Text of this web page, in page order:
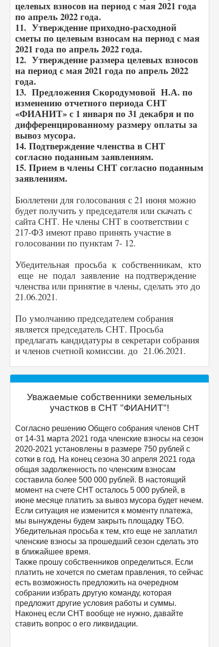
целевых взносов на период с мая 2021 года
по апрель 2022 года.
11. Утверждение приходно-расходной
сметы по целевым взносам на период с мая
2021 года по апрель 2022 года.
12. Утверждение размера целевых взносов
на период с мая 2021 года по апрель 2022
года.
13. Предложения Скородумовой Н.А. по
изменению отчетного периода СНТ
«ФИАНИТ» с 1 января по 31 декабря и по
дифференцированному размеру оплаты за
вывоз мусора.
14. Подтверждение членства в СНТ
согласно поданным заявлениям.
15. Прием в члены СНТ согласно поданным
заявлениям.
Бюллетени для голосования с 21 июня можно
будет получить у председателя или скачать с
сайта СНТ. Не члены СНТ в соответствии с
217-ФЗ имеют право принять участие в
голосовании по пунктам 7- 12.
Убедительная просьба к собственникам, кто
еще не подал заявление на подтверждение
членства или принятие в члены, сделать это до
21.06.2021.
По умолчанию председателем собрания
является председатель СНТ. Просьба
предлагать кандидатуры в секретари собрания
и членов счетной комиссии. до 21.06.2021.
Уважаемые собственники земельных
участков в СНТ "ФИАНИТ"!
Согласно решению Общего собрания членов СНТ
от 14-31 марта 2021 года членские взносы на сезон
2020-2021 установлены в размере 750 рублей с
сотки в год. На конец сезона 30 апреля 2021 года
общая задолженность по членским взносам
составила более 500 000 рублей. В настоящий
момент на счете СНТ осталось 5 000 рублей, в
июне месяце платить за вывоз мусора будет нечем.
Если ситуация не изменится к моменту платежа,
мы вынуждены будем закрыть площадку ТБО.
Убедительная просьба к тем, кто еще не заплатил
членские взносы за прошедший сезон сделать это
в ближайшее время.
Также прошу собственников определиться. Если
платить не хочется по сметам правления, то сейчас
есть возможность предложить на очередном
собрании избрать другую команду, которая
предложит другие условия работы и суммы.
Наконец если СНТ вообще не нужно, давайте
ставить вопрос о его ликвидации.